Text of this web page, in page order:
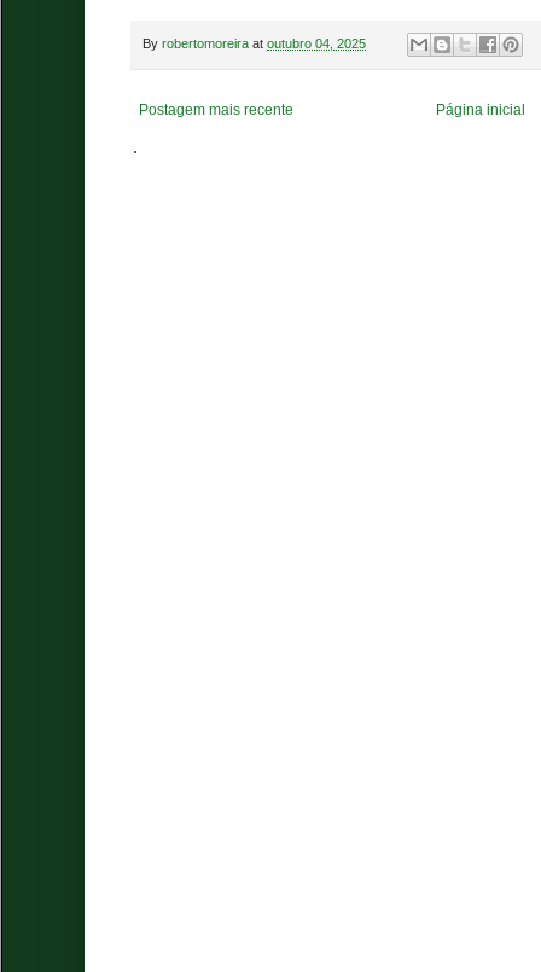
By robertomoreira at outubro 04, 2025
Postagem mais recente Página inicial
.